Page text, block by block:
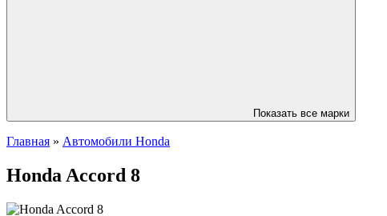
Показать все марки
Главная » Автомобили Honda
Honda Accord 8